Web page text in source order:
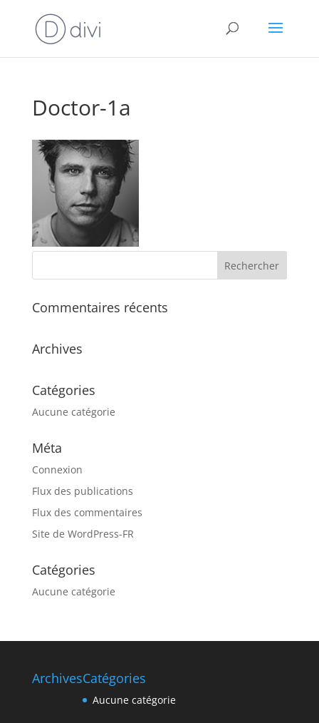
Doctor-1a
Commentaires récents
Archives
Catégories
Aucune catégorie
Méta
Connexion
Flux des publications
Flux des commentaires
Site de WordPress-FR
Catégories
Aucune catégorie
ArchivesCatégories
Aucune catégorie